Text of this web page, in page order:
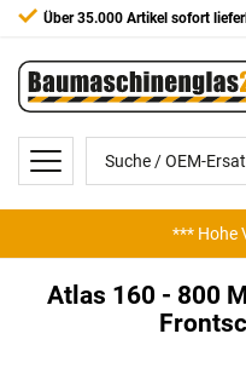
Über 35.000 Artikel sofort
*** Hohe
***
Atlas 160 - 800